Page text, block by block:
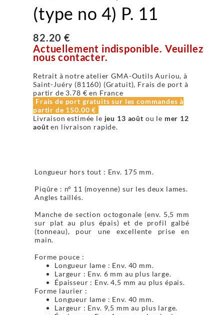
(type no 4) P. 11
82.20 €
Actuellement indisponible. Veuillez
nous contacter.
Retrait à notre atelier GMA-Outils Auriou, à
Saint-Juéry (81160) (Gratuit), Frais de port à
partir de 3.78 € en France
Frais de port gratuits sur les commandes à
partir de 150.00 €
Livraison estimée le jeu 13 août ou le mer 12
août en livraison rapide.
Longueur hors tout : Env. 175 mm.
Piqûre : n° 11 (moyenne) sur les deux lames.
Angles taillés.
Manche de section octogonale (env. 5,5 mm
sur plat au plus épais) et de profil galbé
(tonneau), pour une excellente prise en
main.
Forme pouce :
Longueur lame : Env. 40 mm.
Largeur : Env. 6 mm au plus large.
Épaisseur : Env. 4,5 mm au plus épais.
Forme laurier :
Longueur lame : Env. 40 mm.
Largeur : Env. 9,5 mm au plus large.